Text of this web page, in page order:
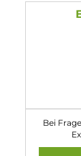
1x Bar